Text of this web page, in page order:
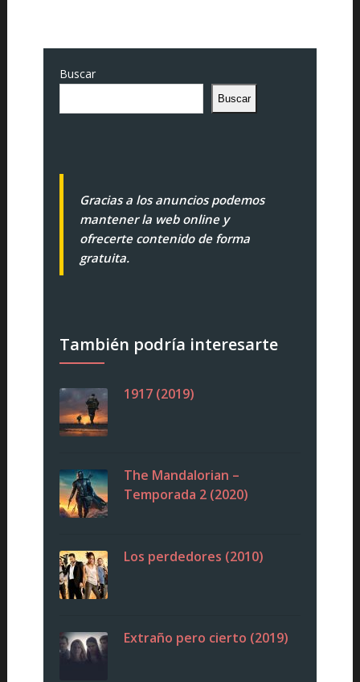
Buscar
Buscar
Gracias a los anuncios podemos
mantener la web online y
ofrecerte contenido de forma
gratuita.
También podría interesarte
1917 (2019)
The Mandalorian –
Temporada 2 (2020)
Los perdedores (2010)
Extraño pero cierto (2019)